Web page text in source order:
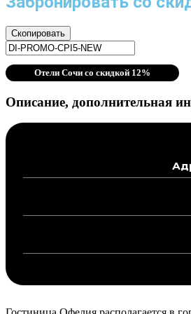
Скопировать
Отели Сочи со скидкой 12%
Описание, дополнительная